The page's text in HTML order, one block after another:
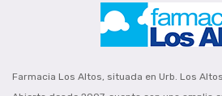
Farmacia Los Altos, situada en Urb. Los